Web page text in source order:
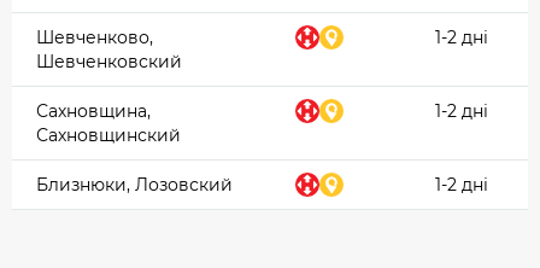
Шевченково,
Шевченковский
1-2 дні
Сахновщина,
Сахновщинский
1-2 дні
Близнюки, Лозовский 1-2 дні